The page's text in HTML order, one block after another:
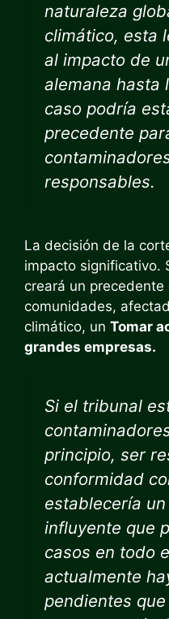
naturaleza
climático, esta
al impacto de
alemana hasta
caso podría
precedente
responsables.
La decisión de la
impacto significativo.
creará un
comunidades,
climático, un Tomar
grandes empresas.
Si el tribunal
principio, ser
conformidad
establecería
influyente que
casos en todo
actualmente
pendientes